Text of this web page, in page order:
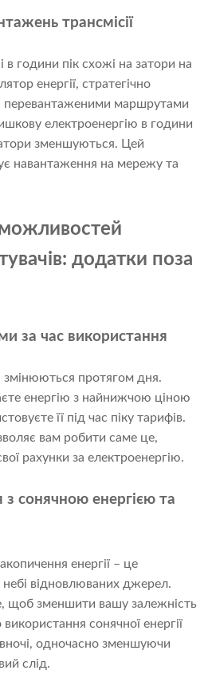
трансмісії
години пік схожі на затори на
енергії, стратегічно
перевантаженими маршрутами
електроенергію в години
зменшуються. Цей
навантаження на мережу та
додатки поза
за час використання
змінюються протягом дня.
енергію з найнижчою ціною
її під час піку тарифів.
вам робити саме це,
рахунки за електроенергію.
сонячною енергією та
енергії – це
відновлюваних джерел.
щоб зменшити вашу залежність
сонячної енергії
вночі, одночасно зменшуючи
слід.